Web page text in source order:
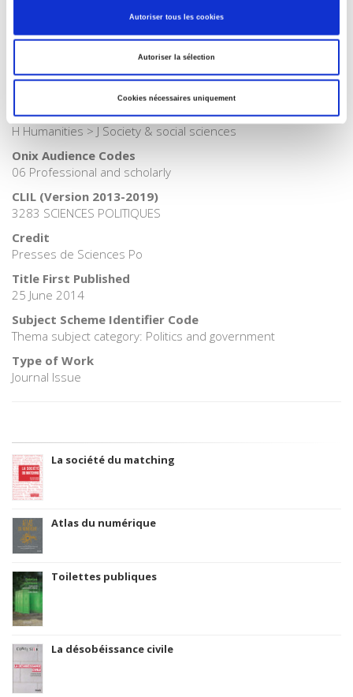
Autoriser tous les cookies
Autoriser la sélection
Cookies nécessaires uniquement
Language
BISAC Subject Heading
BIC subject category (UK)
H Humanities > J Society & social sciences
Onix Audience Codes
06 Professional and scholarly
CLIL (Version 2013-2019)
3283 SCIENCES POLITIQUES
Credit
Presses de Sciences Po
Title First Published
25 June 2014
Subject Scheme Identifier Code
Thema subject category: Politics and government
Type of Work
Journal Issue
La société du matching
Atlas du numérique
Toilettes publiques
La désobéissance civile